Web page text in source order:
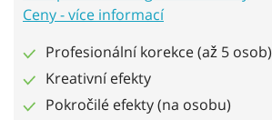
Ceny - více informací
Profesionální korekce (až 5 osob)
Kreativní efekty
Pokročilé efekty (na osobu)